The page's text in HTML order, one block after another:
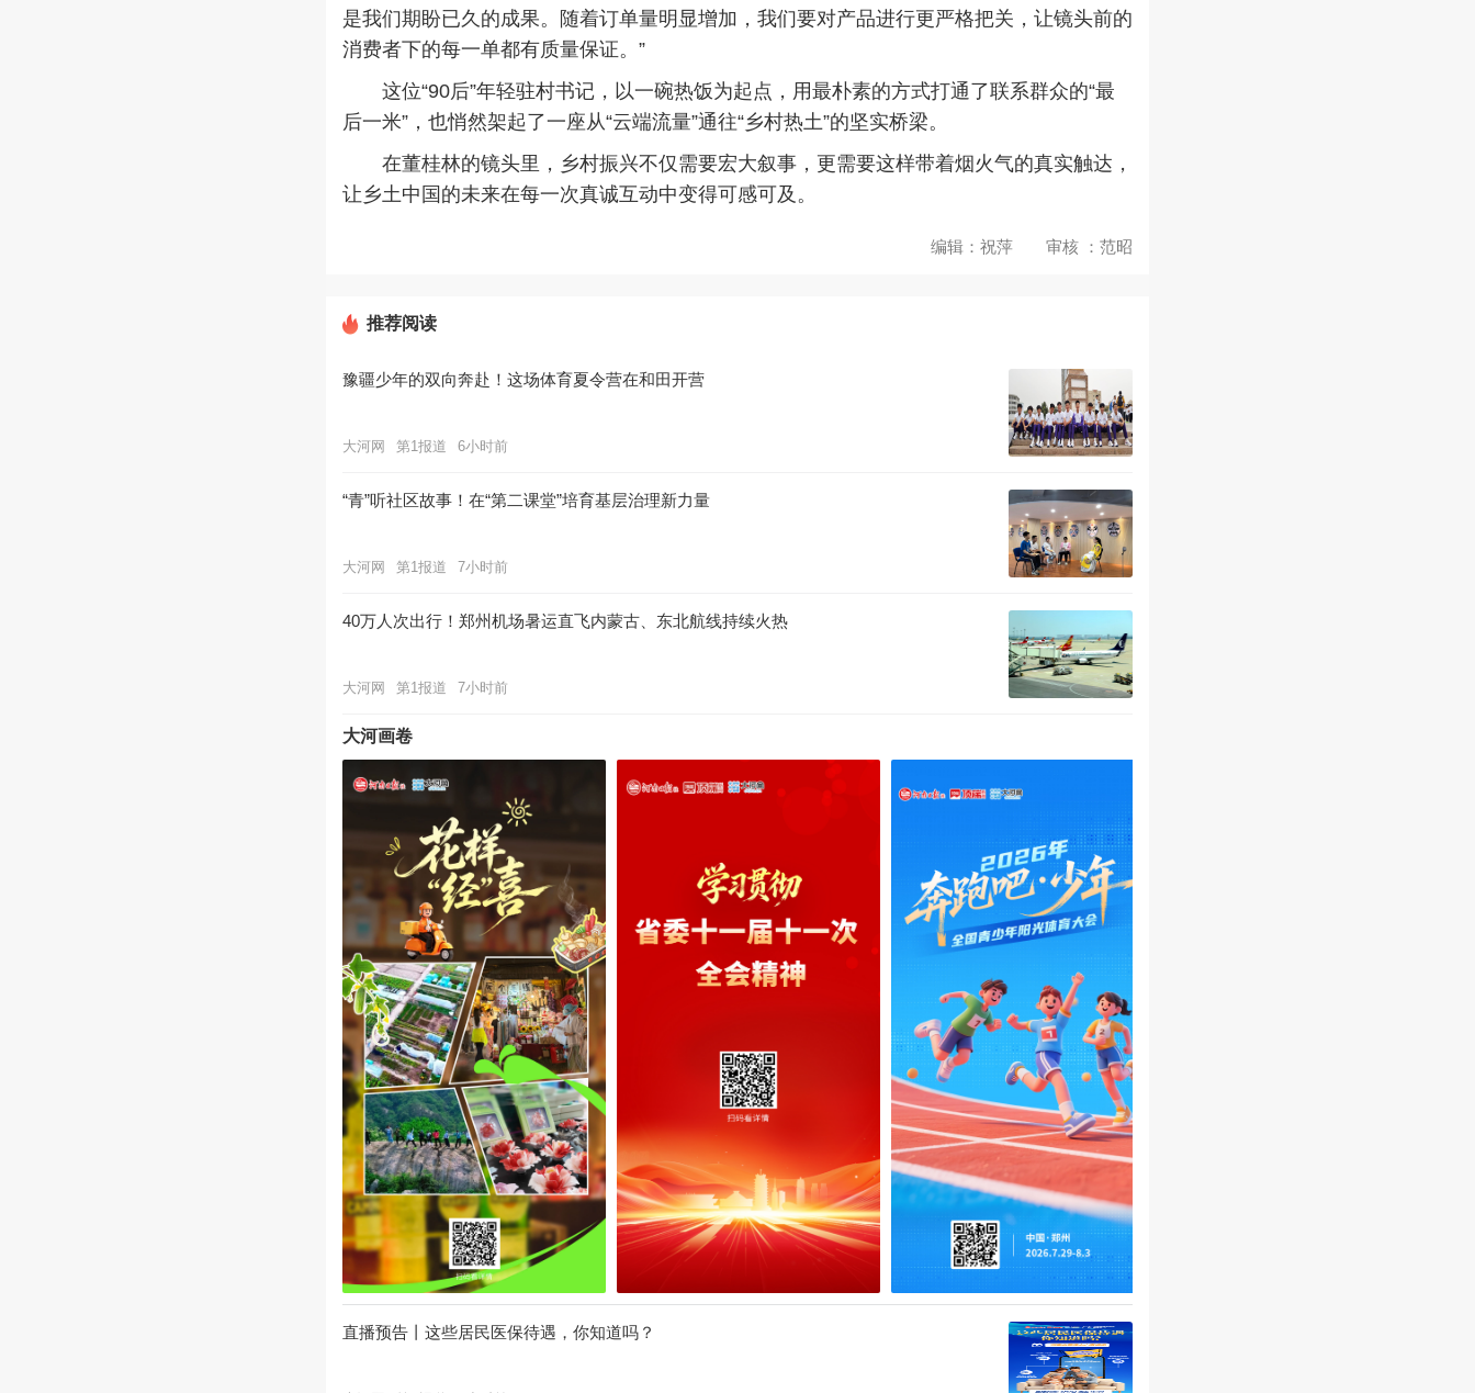
是我们期盼已久的成果。随着订单量明显增加，我们要对产品进行更严格把关，让镜头前的
消费者下的每一单都有质量保证。”
这位“90后”年轻驻村书记，以一碗热饭为起点，用最朴素的方式打通了联系群众的“最
后一米”，也悄然架起了一座从“云端流量”通往“乡村热土”的坚实桥梁。
在董桂林的镜头里，乡村振兴不仅需要宏大叙事，更需要这样带着烟火气的真实触达，
让乡土中国的未来在每一次真诚互动中变得可感可及。
编辑：祝萍 审核 ：范昭
推荐阅读
豫疆少年的双向奔赴！这场体育夏令营在和田开营
大河网 第1报道 6小时前
“青”听社区故事！在“第二课堂”培育基层治理新力量
大河网 第1报道 7小时前
40万人次出行！郑州机场暑运直飞内蒙古、东北航线持续火热
大河网 第1报道 7小时前
大河画卷
直播预告丨这些居民医保待遇，你知道吗？